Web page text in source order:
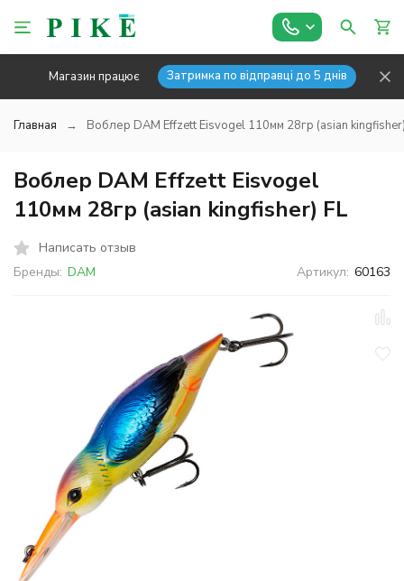
Магазин працює Затримка по відправці до 5 днів
Главная Воблер DAM Effzett Eisvogel 110мм 28гр (asian
Воблер DAM Effzett Eisvogel
110мм 28гр (asian kingfisher) FL
Написать отзыв
Бренды: DAM Артикул: 60163